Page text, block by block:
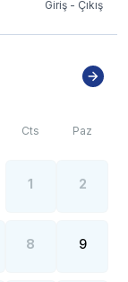
Giriş - Çıkış
Cts Paz
1 2
8 9